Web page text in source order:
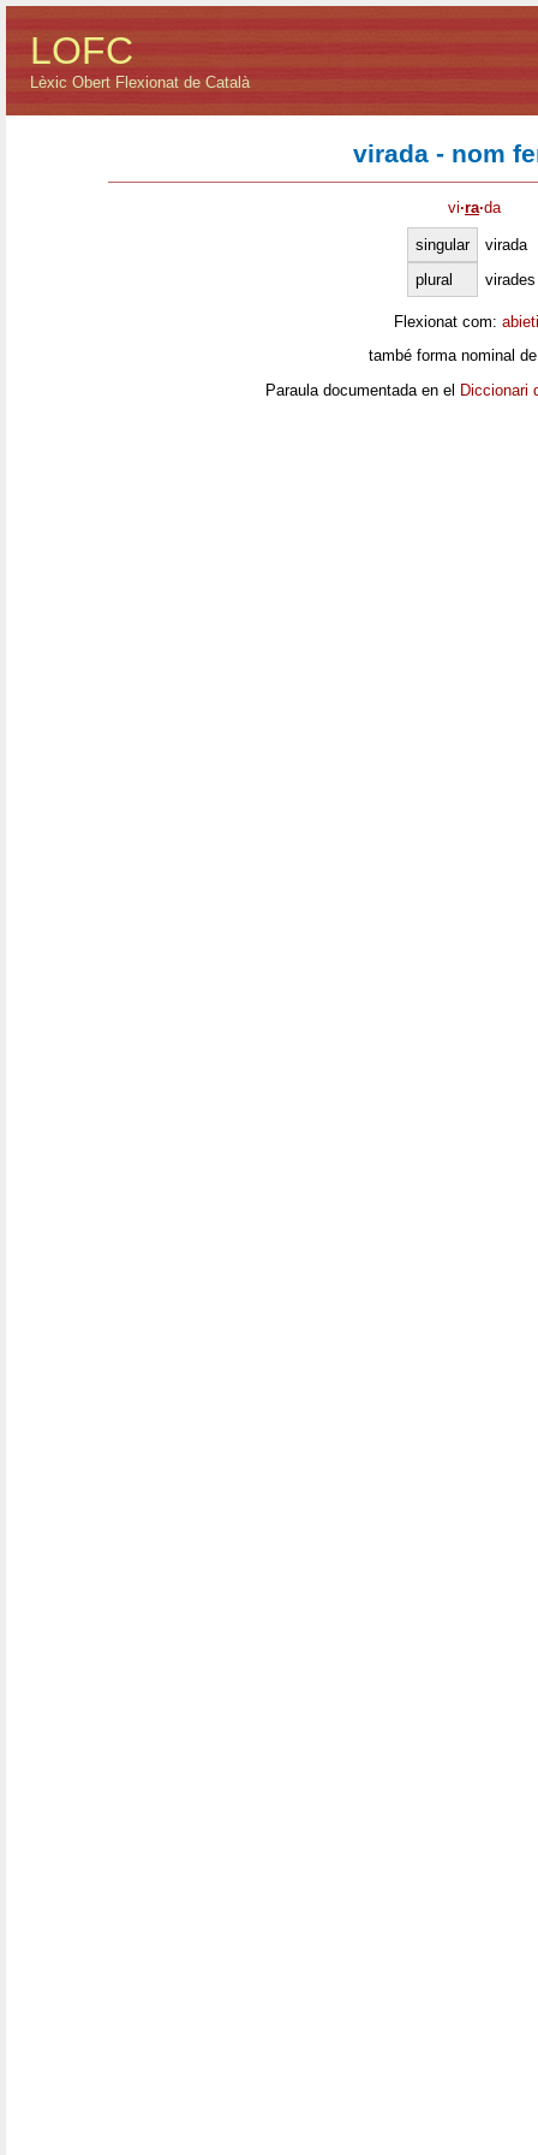
LOFC
Lèxic Obert Flexionat de Català
virada - nom
vi·ra·da
singular
virada
plural
virades
Flexionat com:
també forma nominal
Paraula documentada en el Diccionari